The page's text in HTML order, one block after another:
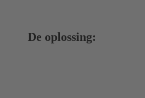
De oplossing: